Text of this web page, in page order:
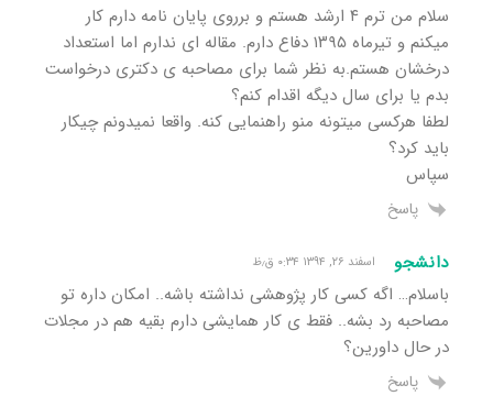
سلام من ترم ۴ ارشد هستم و برروی پایان نامه دارم کار
میکنم و تیرماه ۱۳۹۵ دفاع دارم. مقاله ای ندارم اما استعداد
درخشان هستم.به نظر شما برای مصاحبه ی دکتری درخواست
بدم یا برای سال دیگه اقدام کنم؟
لطفا هرکسی میتونه منو راهنمایی کنه. واقعا نمیدونم چیکار
باید کرد؟
سپاس
پاسخ
دانشجو اسفند ۲۶, ۱۳۹۴ ۰:۳۴ ق٫ظ
باسلام… اگه کسی کار پژوهشی نداشته باشه.. امکان داره تو
مصاحبه رد بشه.. فقط ی کار همایشی دارم بقیه هم در مجلات
در حال داورین؟
پاسخ